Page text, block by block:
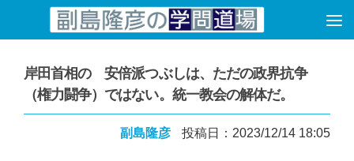
コンテンツへスキップ
岸田首相の 安倍派つぶしは、ただの政界抗争
（権力闘争）ではない。統一教会の解体だ。
副島隆彦 投稿日：2023/12/14 18:05